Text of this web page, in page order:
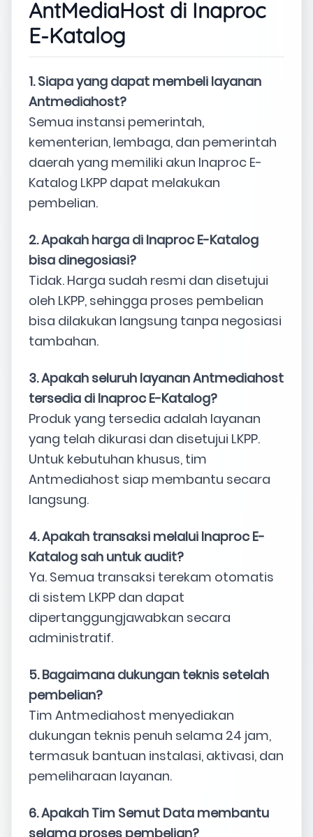
AntMediaHost di Inaproc
E-Katalog
1. Siapa yang dapat membeli layanan
Antmediahost?
Semua instansi pemerintah,
kementerian, lembaga, dan pemerintah
daerah yang memiliki akun Inaproc E-
Katalog LKPP dapat melakukan
pembelian.
2. Apakah harga di Inaproc E-Katalog
bisa dinegosiasi?
Tidak. Harga sudah resmi dan disetujui
oleh LKPP, sehingga proses pembelian
bisa dilakukan langsung tanpa negosiasi
tambahan.
3. Apakah seluruh layanan Antmediahost
tersedia di Inaproc E-Katalog?
Produk yang tersedia adalah layanan
yang telah dikurasi dan disetujui LKPP.
Untuk kebutuhan khusus, tim
Antmediahost siap membantu secara
langsung.
4. Apakah transaksi melalui Inaproc E-
Katalog sah untuk audit?
Ya. Semua transaksi terekam otomatis
di sistem LKPP dan dapat
dipertanggungjawabkan secara
administratif.
5. Bagaimana dukungan teknis setelah
pembelian?
Tim Antmediahost menyediakan
dukungan teknis penuh selama 24 jam,
termasuk bantuan instalasi, aktivasi, dan
pemeliharaan layanan.
6. Apakah Tim Semut Data membantu
selama proses pembelian?